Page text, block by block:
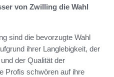
von Zwilling die Wahl
sind die bevorzugte Wahl
ihrer Langlebigkeit, der
der Qualität der
Profis schwören auf ihre